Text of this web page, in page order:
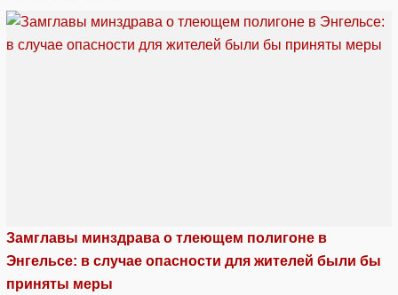
Замглавы минздрава о тлеющем полигоне в
Энгельсе: в случае опасности для жителей были бы
приняты меры